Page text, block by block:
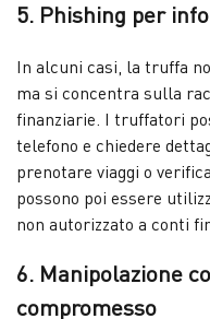
5. Phishing per
In alcuni casi, la truffa
ma si concentra sulla
finanziarie. I truffatori
telefono e chiedere
prenotare viaggi o
possono poi essere
non autorizzato a conti
6. Manipolazione
compromesso